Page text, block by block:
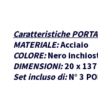
Caratteristiche
MATERIALE:Acciaio
COLORE: Nero
DIMENSIONI: 20 x
Set incluso di: N° 3